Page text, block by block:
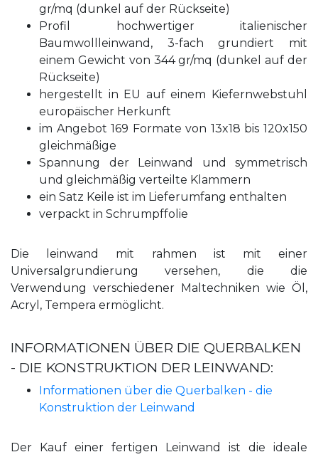
gr/mq (dunkel auf der Rückseite)
Profil hochwertiger italienischer
Baumwollleinwand, 3-fach grundiert mit
einem Gewicht von 344 gr/mq (dunkel auf der
Rückseite)
hergestellt in EU auf einem Kiefernwebstuhl
europäischer Herkunft
im Angebot 169 Formate von 13x18 bis 120x150
gleichmäßige
Spannung der Leinwand und symmetrisch
und gleichmäßig verteilte Klammern
ein Satz Keile ist im Lieferumfang enthalten
verpackt in Schrumpffolie
Die leinwand mit rahmen ist mit einer
Universalgrundierung versehen, die die
Verwendung verschiedener Maltechniken wie Öl,
Acryl, Tempera ermöglicht.
INFORMATIONEN ÜBER DIE QUERBALKEN
- DIE KONSTRUKTION DER LEINWAND:
Informationen über die Querbalken - die
Konstruktion der Leinwand
Der Kauf einer fertigen Leinwand ist die ideale